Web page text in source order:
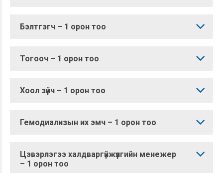
Бэлтгэгч – 1 орон тоо
Тогооч – 1 орон тоо
Хоол зүйч – 1 орон тоо
Гемодиализын их эмч – 1 орон тоо
Цэвэрлэгээ халдваргүйжүүлгийн менежер
– 1 орон тоо